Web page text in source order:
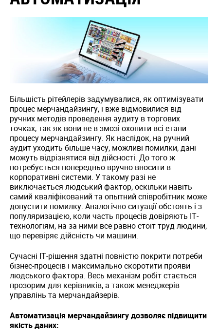
Більшість рітейлерів задумувалися, як оптимізувати
процес мерчандайзингу, і вже відмовилися від
ручних методів проведення аудиту в торгових
точках, так як вони не в змозі охопити всі етапи
процесу мерчандайзингу. Як наслідок, на ручний
аудит уходить більше часу, можливі помилки, дані
можуть відрізнятися від дійсності. До того ж
потребується попередньо вручно вносити в
корпоративні системи. У такому разі не
виключається людський фактор, оскільки навіть
самий кваліфікований та опытний співробітник може
допустити помилку. Аналогічно ситуації обстоять і з
популяризацією, коли часть процесів довіряють ІТ-
технологіям, на за ними все равно стоіт труд людини,
що перевіряє дійсність чи машини.
Сучасні ІТ-рішення здатні повністю покрити потреби
бізнес-процесів і максимально скоротити прояви
людського фактора. Весь механізм робіт стається
прозорим для керівників, а також менеджерів
управлінь та мерчандайзерів.
Автоматизація мерчандайзингу дозволяє підвищити
якість даних: